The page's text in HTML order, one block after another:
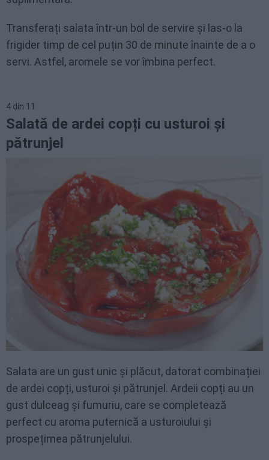
Transferați salata într-un bol de servire și las-o la
frigider timp de cel puțin 30 de minute înainte de a o
servi. Astfel, aromele se vor îmbina perfect.
4 din 11
Salată de ardei copți cu usturoi și
pătrunjel
Salata are un gust unic și plăcut, datorat combinației
de ardei copți, usturoi și pătrunjel. Ardeii copți au un
gust dulceag și fumuriu, care se completează
perfect cu aroma puternică a usturoiului și
prospețimea pătrunjelului.